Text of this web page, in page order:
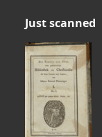
Just scanned